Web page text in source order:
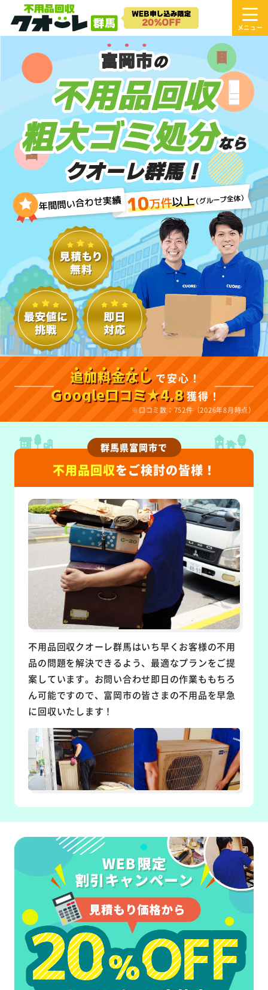
富岡市の
不用品回収
粗大ゴミ処分なら
クオーレ群馬！
追加料金なし で安心！
Google口コミ★4.8 獲得！
※口コミ数：752件（2026年8月時点）
群馬県富岡市で
不用品回収をご検討の皆様！
不用品回収クオーレ群馬はいち早くお客様の不用
品の問題を解決できるよう、最適なプランをご提
案しています。お問い合わせ即日の作業ももちろ
ん可能ですので、富岡市の皆さまの不用品を早急
に回収いたします！